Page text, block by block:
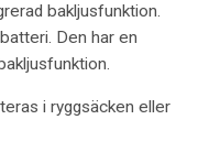
bakljusfunktion.
Den har en
i ryggsäcken eller